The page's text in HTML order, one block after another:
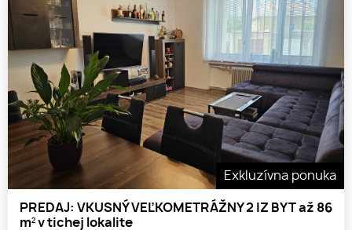
Exkluzívna ponuka
PREDAJ: VKUSNÝ VEĽKOMETRÁŽNY 2 IZ BYT až 86
m² v tichej lokalite